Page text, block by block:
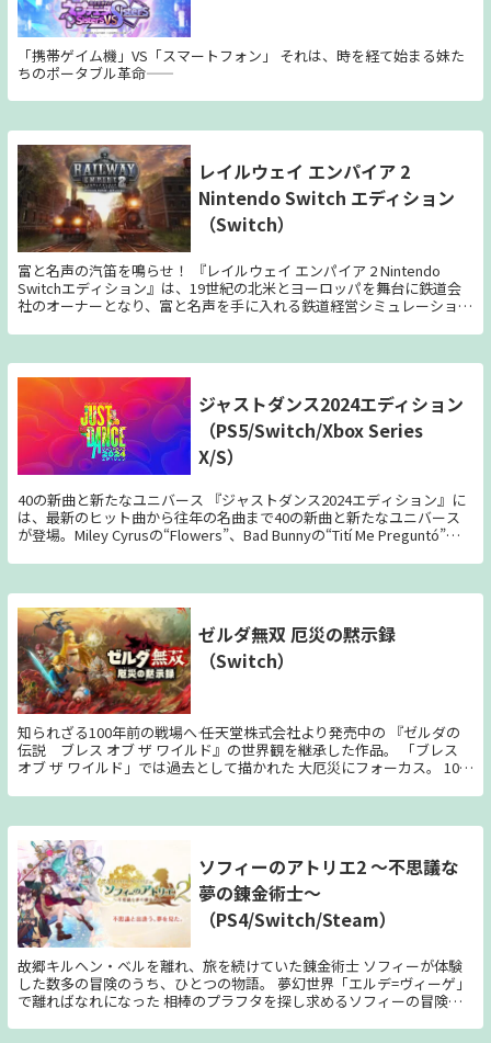
「携帯ゲイム機」VS「スマートフォン」 それは、時を経て始まる妹た
ちのポータブル革命――
レイルウェイ エンパイア 2
Nintendo Switch エディション
（Switch）
富と名声の汽笛を鳴らせ！ 『レイルウェイ エンパイア 2 Nintendo
Switchエディション』は、19世紀の北米とヨーロッパを舞台に鉄道会
社のオーナーとなり、富と名声を手に入れる鉄道経営シミュレーション
ライン／１人プレイ専用のタイトルです。実在した60の蒸気機関車を走
らせ、事業を拡大し、理想の鉄道帝国を築き上げよう！ ゲーム内テキ
ストならびにボイスは日本語に対応。本作が初めてという人も、親切な
チュートリアルから楽しくスタートすることができます。 ■コンテン
ツ概要 『レイルウェイ エンパイア2』ゲーム本編／ゲーム内で使用可能
な機関車、鉄道駅、本社ビル等のスキン各種 【線路をつないでビジネ
スを創出！】 必要なヒトやモノ、必要な場所に輸送手段を提供し、事
業を拡大していこう！企業買収や株式の買い付け、ライバルとの競争な
ど、戦略的な経営手腕も試されます。 【蒸気機関車の黄金時代を追体
験！】 蒸気機関車の発達により飛躍的な躍進を遂げた19世紀の技術革
新。1830年からの100年がシミュレートされた研究ツリーをアンロック
して、社会が豊かに成長していく過程を追体験してみよう！ 【線路シ
駅、最大で4本の線路を保持することができる橋など、線路システムを
ど、前作以上に直感的な操作を楽しめるようになりました。 【豊富な
ゲームモードで遊ぼう！】 ストーリー重視派も線路づくり満喫派も好
みの遊び方が見つかります。 ・鉄道会社のオーナーとなるキャラクタ
ーを決め、各地域で与えられたタスクを実行していく5つの「キャンペ
ーン」と14の「シナリオ」 ・マップや年代を選びランダムに生成され
るタスクを達成していく「フリープレイ」。難易度の選択や諸条件のカ
スタマイズも可能 ・資金無限、ライバル不在。理想の鉄道網を自在に
構築することができる「サンドボックス」
ジャストダンス2024エディション
（PS5/Switch/Xbox Series
X/S）
40の新曲と新たなユニバース 『ジャストダンス2024エディション』に
は、最新のヒット曲から往年の名曲まで40の新曲と新たなユニバース
が登場。Miley Cyrusの“Flowers”、Bad Bunnyの“Tití Me Preguntó”、
Dance With Somebody”などの曲でダンスしよう！ 『ジャストダンス
ニバース、キャラクター トップチャートを飾ったヒット曲やネットで
バズった話題曲、オリジナル曲など、40の新曲でダンスしよう！ ラテ
ンやロック、ヒップホップ、K-Popなど、さまざまなジャンルや時代の
曲をお楽しみいただけます。曲ごとにユニークなキャラクターが登場す
る『ジャストダンス』の世界にどっぷり浸かりましょう！ 定期的にア
ップデートされるゲームコンテンツ 本タイトルは完全にオンラインで
コンテンツがアップデートされるようになっており、随時更新される新
しい曲やリワードを一年中お楽しみいただけます*。『2023エディショ
ン』を持っているプレイヤーと、『2024エディション』を持っている
プレイヤー全員が同じプラットフォームでつながり、オンラインで一緒
に遊べます。さらに両方のエディションをお持ちのユーザーは、すべて
の曲やコンテンツを利用できます！ 一年中楽しめるコンテンツ 期間限
新しいリワードが用意されています。アバター、背景、ネームバッジ、
称号をゲットし、Dancer Cardをカスタマイズして、ゲームの中で個性
を発揮しましょう。 Just Dance+の無料トライアル 『ジャストダンス
2024エディション』には、サブスクリプションサービス「Just
Dance+」の1ヶ月無料トライアルが付いています。どんどん追加されて
いく200以上の曲を利用できるほか、ゲーム内イベントの特典もお楽し
みいただけます。過去の「ジャストダンス」シリーズに登場した名曲
や、シーズンごとに登場する限定の新曲でダンスしましょう！
ゼルダ無双 厄災の黙示録
（Switch）
知られざる100年前の戦場へ―― 任天堂株式会社より発売中の 『ゼルダの
伝説 ブレス オブ ザ ワイルド』の世界観を継承した作品。 「ブレス
オブ ザ ワイルド」では過去として描かれた 大厄災にフォーカス。 100
ズならではのアクションとともに、 ドラマティックなストーリーが描
感 キャラクタービジュアルはもちろん、草木の揺れから空気感まで
「ブレス オブ ザ ワイルド」の世界観を継承。 アドベンチャーとして描
かれていた世界はそのままに、 本作でアクションゲームとして新たな
体験が可能。 ■ファン待望の「大厄災」を描いたドラマティックなス
トーリー 「ブレス オブ ザ ワイルド」の世界で100年前に起こった 大厄
災にフォーカス。 任天堂開発チーム公式監修のもと、 ドラマティック
なストーリーが展開。 リンク、ゼルダや、各種族を代表する ダルケ
ル、ミファー、リーバル、ウルボザの４人の英傑、 さらには巨大な神
獣なども登場し、 後に大厄災と呼ばれる悲劇が幕を開ける。 ■「リン
ク」以外のさまざまなキャラクターたちも操作可能 シリーズの主人公
であるリンクはもちろん、在りし日の英傑たちや、 ゼルダまでをも操
作して戦うことができる。 「ブレス オブ ザ ワイルド」では過去の人で
ソフィーのアトリエ2 ～不思議な
夢の錬金術士～
（PS4/Switch/Steam）
故郷キルヘン・ベルを離れ、旅を続けていた錬金術士 ソフィーが体験
した数多の冒険のうち、ひとつの物語。 夢幻世界「エルデ=ヴィーゲ」
で離ればなれになった 相棒のプラフタを探し求めるソフィーの冒険譚